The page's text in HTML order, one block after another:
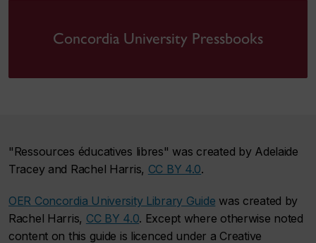
Concordia University Pressbooks
"Ressources éducatives libres" was created by Adelaide
Tracey and Rachel Harris, CC BY 4.0.
OER Concordia University Library Guide was created by
Rachel Harris, CC BY 4.0. Except where otherwise noted
content on this guide is licenced under a Creative